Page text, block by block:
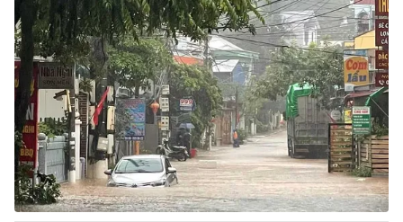
® Cấm sao chép dưới mọi hình thức nếu không có sự chấp
thuận bằng văn bản. Ghi rõ nguồn VTV.vn khi phát hành lại
thông tin từ website này.